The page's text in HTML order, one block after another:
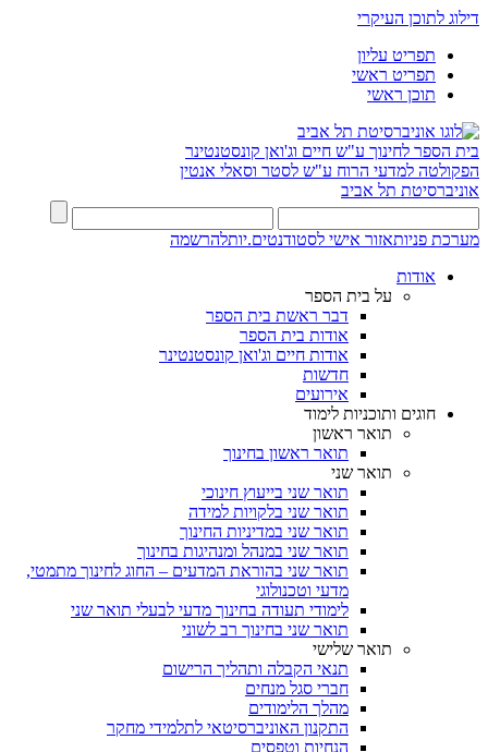
דילוג לתוכן העיקרי
תפריט עליון
תפריט ראשי
תוכן ראשי
בית הספר לחינוך ע"ש חיים וג'ואן קונסטנטינר
הפקולטה למדעי הרוח ע"ש לסטר וסאלי אנטין
אוניברסיטת תל אביב
מערכת פניותאזור אישי לסטודנטים.יותלהרשמה
אודות
על בית הספר
דבר ראשת בית הספר
אודות בית הספר
אודות חיים וג'ואן קונסטנטינר
חדשות
אירועים
חוגים ותוכניות לימוד
תואר ראשון
תואר ראשון בחינוך
תואר שני
תואר שני בייעוץ חינוכי
תואר שני בלקויות למידה
תואר שני במדיניות החינוך
תואר שני במנהל ומנהיגות בחינוך
תואר שני בהוראת המדעים – החוג לחינוך מתמטי,
מדעי וטכנולוגי
לימודי תעודה בחינוך מדעי לבעלי תואר שני
תואר שני בחינוך רב לשוני
תואר שלישי
תנאי הקבלה ותהליך הרישום
חברי סגל מנחים
מהלך הלימודים
התקנון האוניברסיטאי לתלמידי מחקר
הנחיות וטפסים